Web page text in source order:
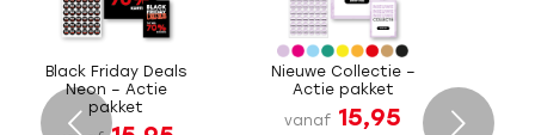
Black Friday Deals
Neon – Actie
pakket
Nieuwe Collectie –
Actie pakket
vanaf 15,95
Volgende